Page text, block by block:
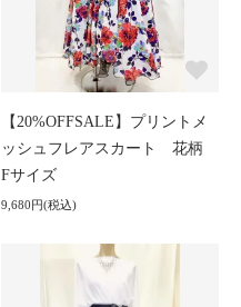
【20%OFFSALE】プリントメ
ッシュフレアスカート 花柄
Fサイズ
9,680円(税込)